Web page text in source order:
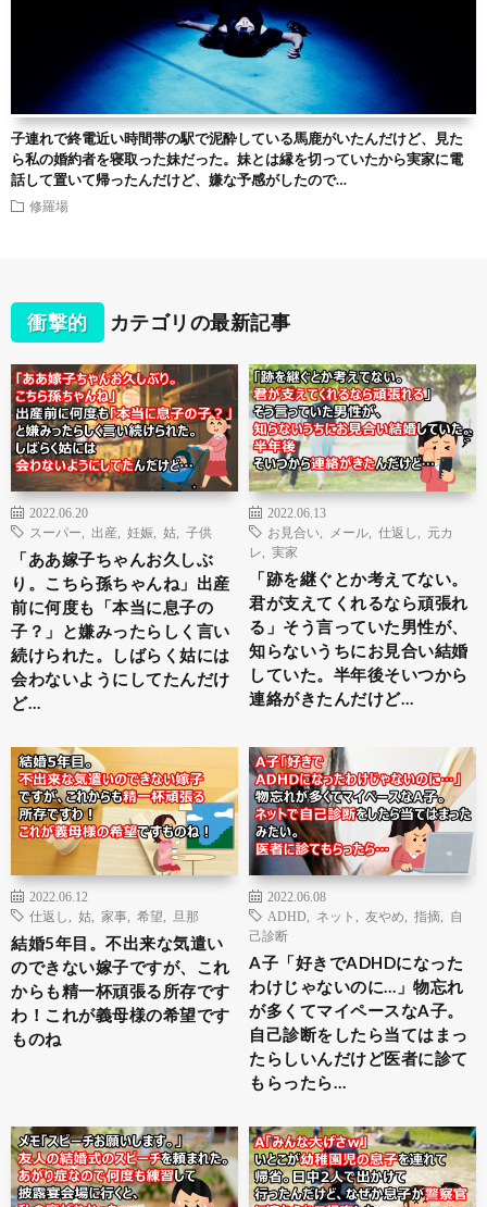
子連れで終電近い時間帯の駅で泥酔している馬鹿がいたんだけど、見た
ら私の婚約者を寝取った妹だった。妹とは縁を切っていたから実家に電
話して置いて帰ったんだけど、嫌な予感がしたので…
修羅場
衝撃的 カテゴリの最新記事
2022.06.20
スーパー
出産 妊娠 姑 子供
「ああ嫁子ちゃんお久しぶ
り。こちら孫ちゃんね」出産
前に何度も「本当に息子の
子？」と嫌みったらしく言い
続けられた。しばらく姑には
会わないようにしてたんだけ
ど…
2022.06.13
お見合い
メール 仕返し
元カ
レ
実家
「跡を継ぐとか考えてない。
君が支えてくれるなら頑張れ
る」そう言っていた男性が、
知らないうちにお見合い結婚
していた。半年後そいつから
連絡がきたんだけど…
2022.06.12
仕返し
姑 家事 希望 旦那
結婚5年目。不出来な気遣い
のできない嫁子ですが、これ
からも精一杯頑張る所存です
わ！これが義母様の希望です
ものね
2022.06.08
ADHD
ネット 友やめ 指摘
自
己診断
A子「好きでADHDになった
わけじゃないのに…」物忘れ
が多くてマイペースなA子。
自己診断をしたら当てはまっ
たらしいんだけど医者に診て
もらったら…